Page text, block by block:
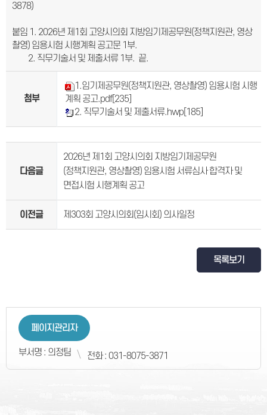
3878)
붙임 1. 2026년 제1회 고양시의회 지방임기제공무원(정책지원관, 영상
촬영) 임용시험 시행계획 공고문 1부.
2. 직무기술서 및 제출서류 1부. 끝.
첨부
1.임기제공무원(정책지원관, 영상촬영) 임용시험 시행
계획 공고.pdf[235]
2. 직무기술서 및 제출서류.hwp [185]
다음글
2026년 제1회 고양시의회 지방임기제공무원
(정책지원관, 영상촬영) 임용시험 서류심사 합격자 및
면접시험 시행계획 공고
이전글 제303회 고양시의회(임시회) 의사일정
목록보기
페이지관리자
부서명 : 의정팀 전화 : 031-8075-3871